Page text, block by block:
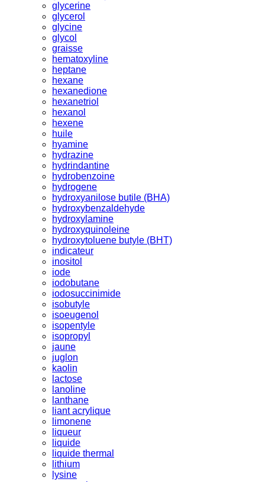
glycerine
glycerol
glycine
glycol
graisse
hematoxyline
heptane
hexane
hexanedione
hexanetriol
hexanol
hexene
huile
hyamine
hydrazine
hydrindantine
hydrobenzoine
hydrogene
hydroxyanilose butile (BHA)
hydroxybenzaldehyde
hydroxylamine
hydroxyquinoleine
hydroxytoluene butyle (BHT)
indicateur
inositol
iode
iodobutane
iodosuccinimide
isobutyle
isoeugenol
isopentyle
isopropyl
jaune
juglon
kaolin
lactose
lanoline
lanthane
liant acrylique
limonene
liqueur
liquide
liquide thermal
lithium
lysine